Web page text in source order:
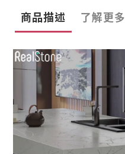
商品描述 了解更多